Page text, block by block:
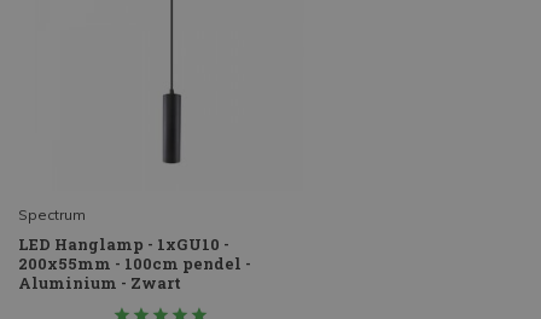
Spectrum
LED Hanglamp - 1xGU10 -
200x55mm - 100cm pendel -
Aluminium - Zwart